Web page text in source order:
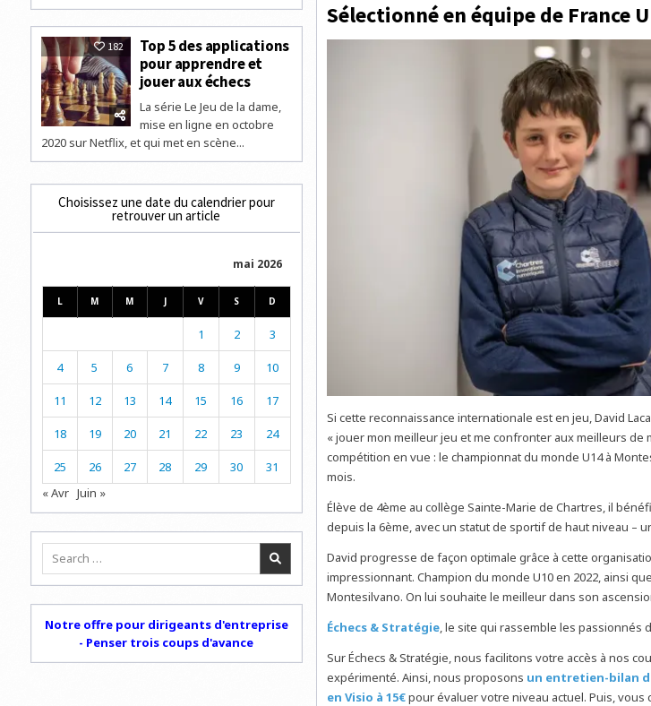
Sélectionné en équipe de France
Si cette reconnaissance internationale est en jeu, David
« jouer mon meilleur jeu et me confronter aux meilleurs de
compétition en vue : le championnat du monde U14 à
mois.
Élève de 4ème au collège Sainte-Marie de Chartres, il
depuis la 6ème, avec un statut de sportif de haut niveau –
David progresse de façon optimale grâce à cette
impressionnant. Champion du monde U10 en 2022, ainsi
Montesilvano. On lui souhaite le meilleur dans son
Échecs & Stratégie, le site qui rassemble les passionnés
Sur Échecs & Stratégie, nous facilitons votre accès à nos
expérimenté. Ainsi, nous proposons un entretien-bilan
en Visio à 15€pour évaluer votre niveau actuel. Puis, vous
182
Top 5 des applications
pour apprendre et
jouer aux échecs
La série Le Jeu de la dame,
mise en ligne en octobre
2020 sur Netflix, et qui met en scène...
Choisissez une date du calendrier pour
retrouver un article
mai 2026
L M M J V S D
1 2 3
4 5 6 7 8 9 10
11 12 13 14 15 16 17
18 19 20 21 22 23 24
25 26 27 28 29 30
31
« Avr Juin »
Search
Notre offre pour dirigeants d'entreprise
- Penser trois coups d'avance